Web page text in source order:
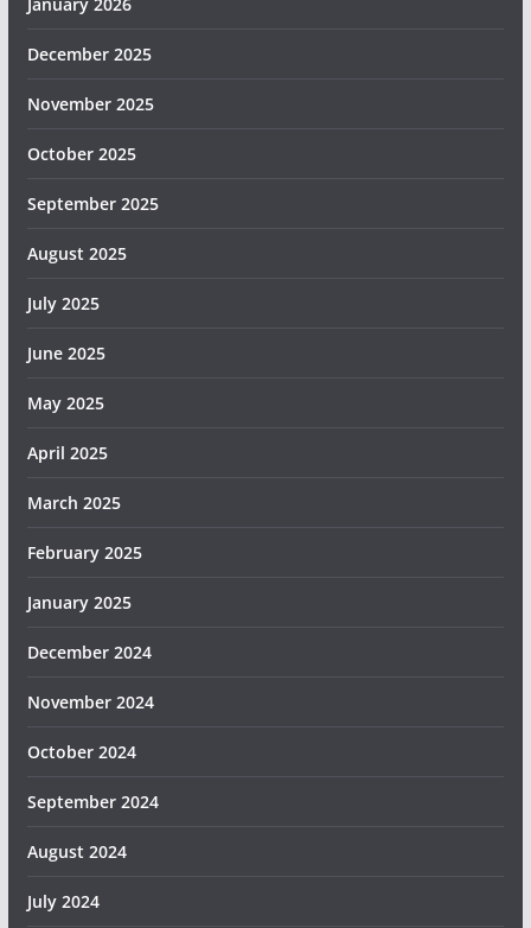
December 2025
November 2025
October 2025
September 2025
August 2025
July 2025
June 2025
May 2025
April 2025
March 2025
February 2025
January 2025
December 2024
November 2024
October 2024
September 2024
August 2024
July 2024